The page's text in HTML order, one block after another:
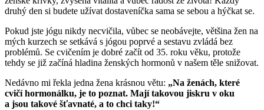
druhý den si budete užívat dostaveníčka sama se sebou a hýčkat se.
Pokud jste jógu nikdy necvičila, vůbec se neobávejte, většina žen na
mých kurzech se setkává s jógou poprvé a sestavu zvládá bez
problémů. Se cvičením je dobré začít od 35. roku věku, protože
tehdy se již začíná hladina ženských hormonů v našem těle snižovat.
Nedávno mi řekla jedna žena krásnou větu: „Na ženách, které
cvičí hormonálku, je to poznat. Mají takovou jiskru v oku
a jsou takové šťavnaté, a to chci taky!“